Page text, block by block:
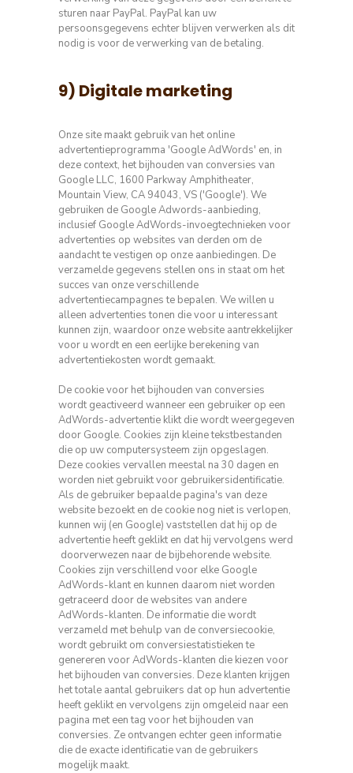
sturen naar PayPal. PayPal kan uw
persoonsgegevens echter blijven verwerken als dit
nodig is voor de verwerking van de betaling.
9) Digitale marketing
Onze site maakt gebruik van het online
advertentieprogramma 'Google AdWords' en, in
deze context, het bijhouden van conversies van
Google LLC, 1600 Parkway Amphitheater,
Mountain View, CA 94043, VS ('Google'). We
gebruiken de Google Adwords-aanbieding,
inclusief Google AdWords-invoegtechnieken voor
advertenties op websites van derden om de
aandacht te vestigen op onze aanbiedingen. De
verzamelde gegevens stellen ons in staat om het
succes van onze verschillende
advertentiecampagnes te bepalen. We willen u
alleen advertenties tonen die voor u interessant
kunnen zijn, waardoor onze website aantrekkelijker
voor u wordt en een eerlijke berekening van
advertentiekosten wordt gemaakt.
De cookie voor het bijhouden van conversies
wordt geactiveerd wanneer een gebruiker op een
AdWords-advertentie klikt die wordt weergegeven
door Google. Cookies zijn kleine tekstbestanden
die op uw computersysteem zijn opgeslagen.
Deze cookies vervallen meestal na 30 dagen en
worden niet gebruikt voor gebruikersidentificatie.
Als de gebruiker bepaalde pagina's van deze
website bezoekt en de cookie nog niet is verlopen,
kunnen wij (en Google) vaststellen dat hij op de
advertentie heeft geklikt en dat hij vervolgens werd
doorverwezen naar de bijbehorende website.
Cookies zijn verschillend voor elke Google
AdWords-klant en kunnen daarom niet worden
getraceerd door de websites van andere
AdWords-klanten. De informatie die wordt
verzameld met behulp van de conversiecookie,
wordt gebruikt om conversiestatistieken te
genereren voor AdWords-klanten die kiezen voor
het bijhouden van conversies. Deze klanten krijgen
het totale aantal gebruikers dat op hun advertentie
heeft geklikt en vervolgens zijn omgeleid naar een
pagina met een tag voor het bijhouden van
conversies. Ze ontvangen echter geen informatie
die de exacte identificatie van de gebruikers
mogelijk maakt.